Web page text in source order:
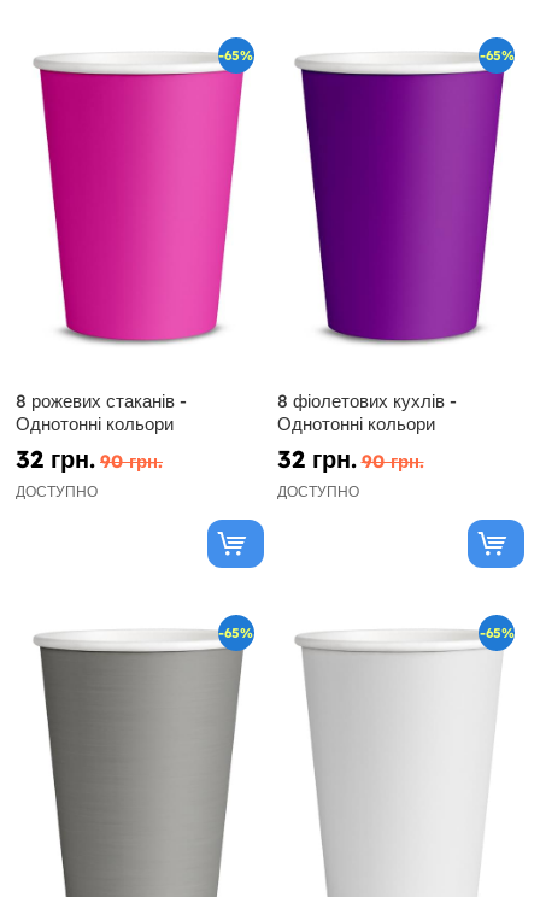
-65%
8 рожевих стаканів -
Однотонні кольори
32 грн. 90 грн.
ДОСТУПНО
-65%
8 фіолетових кухлів -
Однотонні кольори
32 грн. 90 грн.
ДОСТУПНО
-65% -65%